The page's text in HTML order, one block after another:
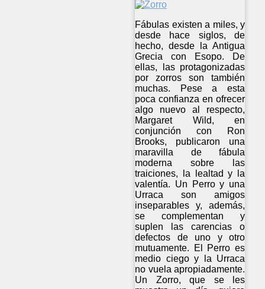
Fábulas existen a miles, y
desde hace siglos, de
hecho, desde la Antigua
Grecia con Esopo. De
ellas, las protagonizadas
por zorros son también
muchas. Pese a esta
poca confianza en ofrecer
algo nuevo al respecto,
Margaret Wild, en
conjunción con Ron
Brooks, publicaron una
maravilla de fábula
moderna sobre las
traiciones, la lealtad y la
valentía. Un Perro y una
Urraca son amigos
inseparables y, además,
se complementan y
suplen las carencias o
defectos de uno y otro
mutuamente. El Perro es
medio ciego y la Urraca
no vuela apropiadamente.
Un Zorro, que se les